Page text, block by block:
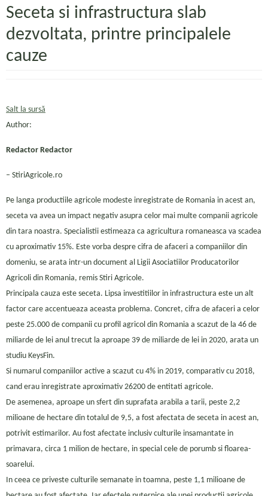
Seceta si infrastructura slab
dezvoltata, printre principalele
cauze
Salt la sursă
Author:
Redactor Redactor
– StiriAgricole.ro
Pe langa productiile agricole modeste inregistrate de Romania in acest an,
seceta va avea un impact negativ asupra celor mai multe companii agricole
din tara noastra. Specialistii estimeaza ca agricultura romaneasca va scadea
cu aproximativ 15%. Este vorba despre cifra de afaceri a companiilor din
domeniu, se arata intr-un document al Ligii Asociatiilor Producatorilor
Agricoli din Romania, remis Stiri Agricole.
Principala cauza este seceta. Lipsa investitiilor in infrastructura este un alt
factor care accentueaza aceasta problema. Concret, cifra de afaceri a celor
peste 25.000 de companii cu profil agricol din Romania a scazut de la 46 de
miliarde de lei anul trecut la aproape 39 de miliarde de lei in 2020, arata un
studiu KeysFin.
Si numarul companiilor active a scazut cu 4% in 2019, comparativ cu 2018,
cand erau inregistrate aproximativ 26200 de entitati agricole.
De asemenea, aproape un sfert din suprafata arabila a tarii, peste 2,2
milioane de hectare din totalul de 9,5, a fost afectata de seceta in acest an,
potrivit estimarilor. Au fost afectate inclusiv culturile insamantate in
primavara, circa 1 milion de hectare, in special cele de porumb si floarea-
soarelui.
In ceea ce priveste culturile semanate in toamna, peste 1,1 milioane de